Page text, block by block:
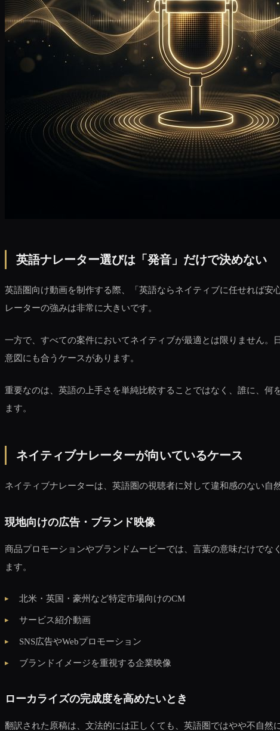
英語ナレーター選びは「発音」だけで決めない
英語圏向け動画を制作する際、「英語ならネイティブに任せれば
レーターの強みは非常に大きいです。
一方で、すべての案件においてネイティブが最適とは限りません
意図にも合うケースがあります。
重要なのは、英語の上手さを単純比較することではなく、誰に、
ます。
ネイティブナレーターが向いているケース
ネイティブナレーターは、英語圏の視聴者に対して違和感のない
現地向けの広告・ブランド映像
商品プロモーションやブランドムービーでは、言葉の意味だけで
ます。
北米・英国・豪州など特定市場向けのCM
サービス紹介動画
SNS広告やWebプロモーション
ブランドイメージを重視する企業映像
ローカライズの完成度を高めたいとき
翻訳された原稿は、文法的には正しくても、英語圏ではやや不自